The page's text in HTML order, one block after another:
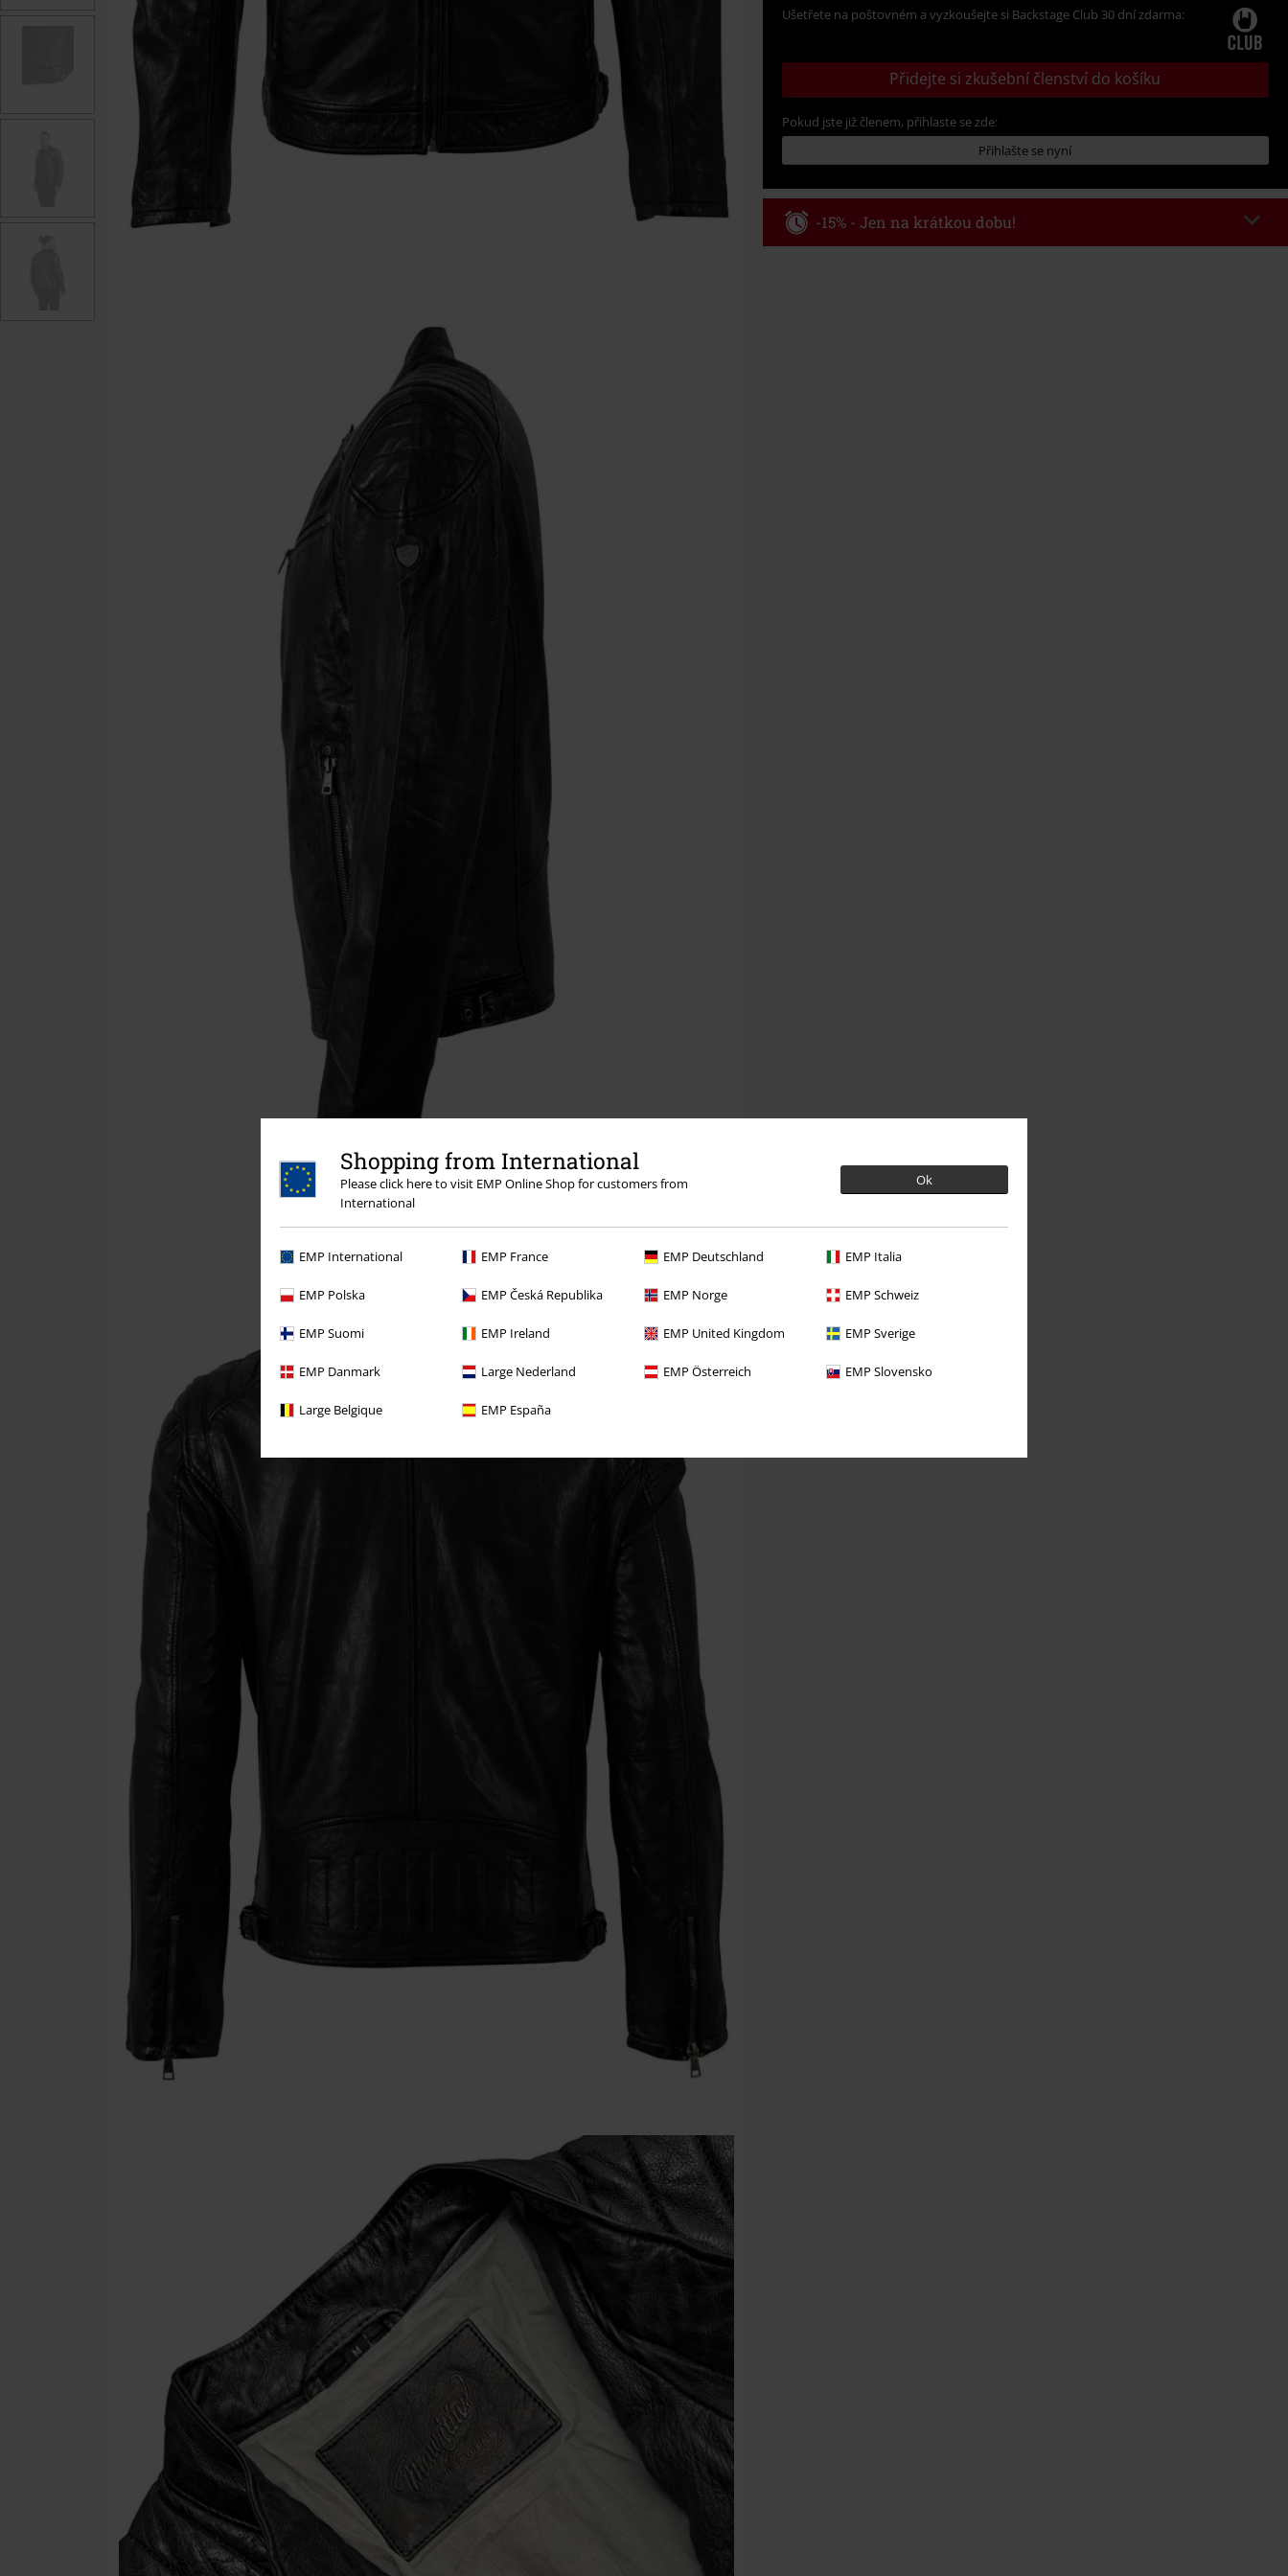
Shopping from International
Please click here to visit EMP Online Shop for customers from
International
Ok
EMP International EMP France EMP Deutschland EMP Italia
EMP Polska EMP Česká Republika EMP Norge EMP Schweiz
EMP Suomi EMP Ireland EMP United Kingdom EMP Sverige
EMP Danmark Large Nederland EMP Österreich EMP Slovensko
Large Belgique EMP España
Ušetřete na poštovném a vyzkoušejte si Backstage Club 30 dní zdarma:
Přidejte si zkušební členství do košíku
Pokud jste již členem, přihlaste se zde:
Přihlašte se nyní
-15% - Jen na krátkou dobu!